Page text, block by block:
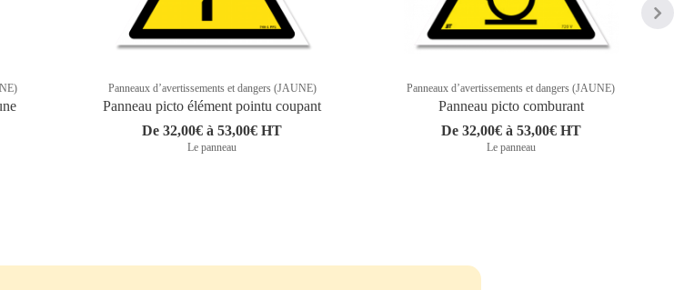
Panneaux d’avertissements et dangers (JAUNE)
Panneau picto élément pointu coupant
De 32,00€ à 53,00€ HT
Le panneau
Panneaux d’avertissements et dangers (JAUNE)
Panneau picto comburant
De 32,00€ à 53,00€ HT
Le panneau